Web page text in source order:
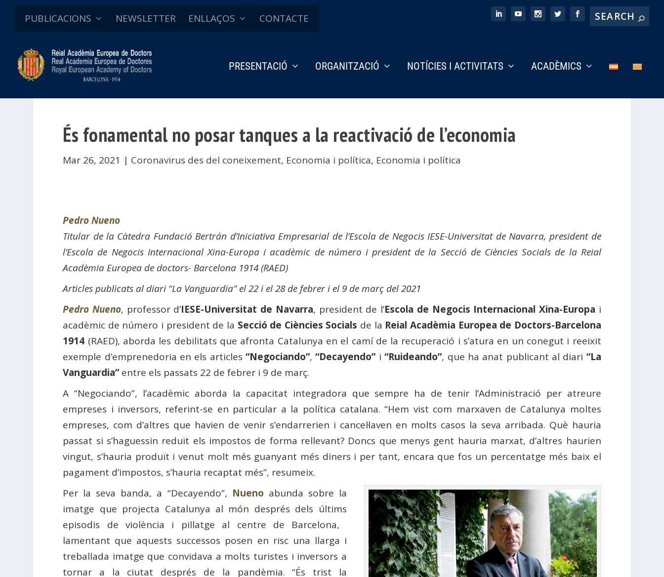
PUBLICACIONS NEWSLETTER ENLLAÇOS CONTACTE
PRESENTACIÓ ORGANITZACIÓ NOTÍCIES I ACTIVITATS ACADÈMICS
És fonamental no posar tanques a la reactivació de l’economia
Mar 26, 2021 | Coronavirus des del coneixement, Economia i política, Economia i política
Pedro Nueno
Titular de la Càtedra Fundació Bertrán d’Iniciativa Empresarial de l’Escola de Negocis IESE-Universitat de Navarra, president de
l’Escola de Negocis Internacional Xina-Europa i acadèmic de número i president de la Secció de Ciències Socials de la Reial
Acadèmia Europea de doctors- Barcelona 1914 (RAED)
Articles publicats al diari “La Vanguardia” el 22 i el 28 de febrer i el 9 de març del 2021
Pedro Nueno, professor d’IESE-Universitat de Navarra, president de l’Escola de Negocis Internacional Xina-Europa i
acadèmic de número i president de la Secció de Ciències Socials de la Reial Acadèmia Europea de Doctors-Barcelona
1914 (RAED), aborda les debilitats que afronta Catalunya en el camí de la recuperació i s’atura en un conegut i reeixit
exemple d’emprenedoria en els articles“Negociando”,“Decayendo”i“Ruideando”, que ha anat publicant al diari “La
Vanguardia”entre els passats 22 de febrer i 9 de març.
A “Negociando”, l’acadèmic aborda la capacitat integradora que sempre ha de tenir l’Administració per atreure
empreses i inversors, referint-se en particular a la política catalana. “Hem vist com marxaven de Catalunya moltes
empreses, com d’altres que havien de venir s’endarrerien i cancel·laven en molts casos la seva arribada. Què hauria
passat si s’haguessin reduït els impostos de forma rellevant? Doncs que menys gent hauria marxat, d’altres haurien
vingut, s’hauria produït i venut molt més guanyant més diners i per tant, encara que fos un percentatge més baix el
pagament d’impostos, s’hauria recaptat més”, resumeix.
Per la seva banda, a “Decayendo”, Nueno abunda sobre la
imatge que projecta Catalunya al món després dels últims
episodis de violència i pillatge al centre de Barcelona, ​​
lamentant que aquests successos posen en risc una llarga i
treballada imatge que convidava a molts turistes i inversors a
tornar a la ciutat després de la pandèmia. “És trist la